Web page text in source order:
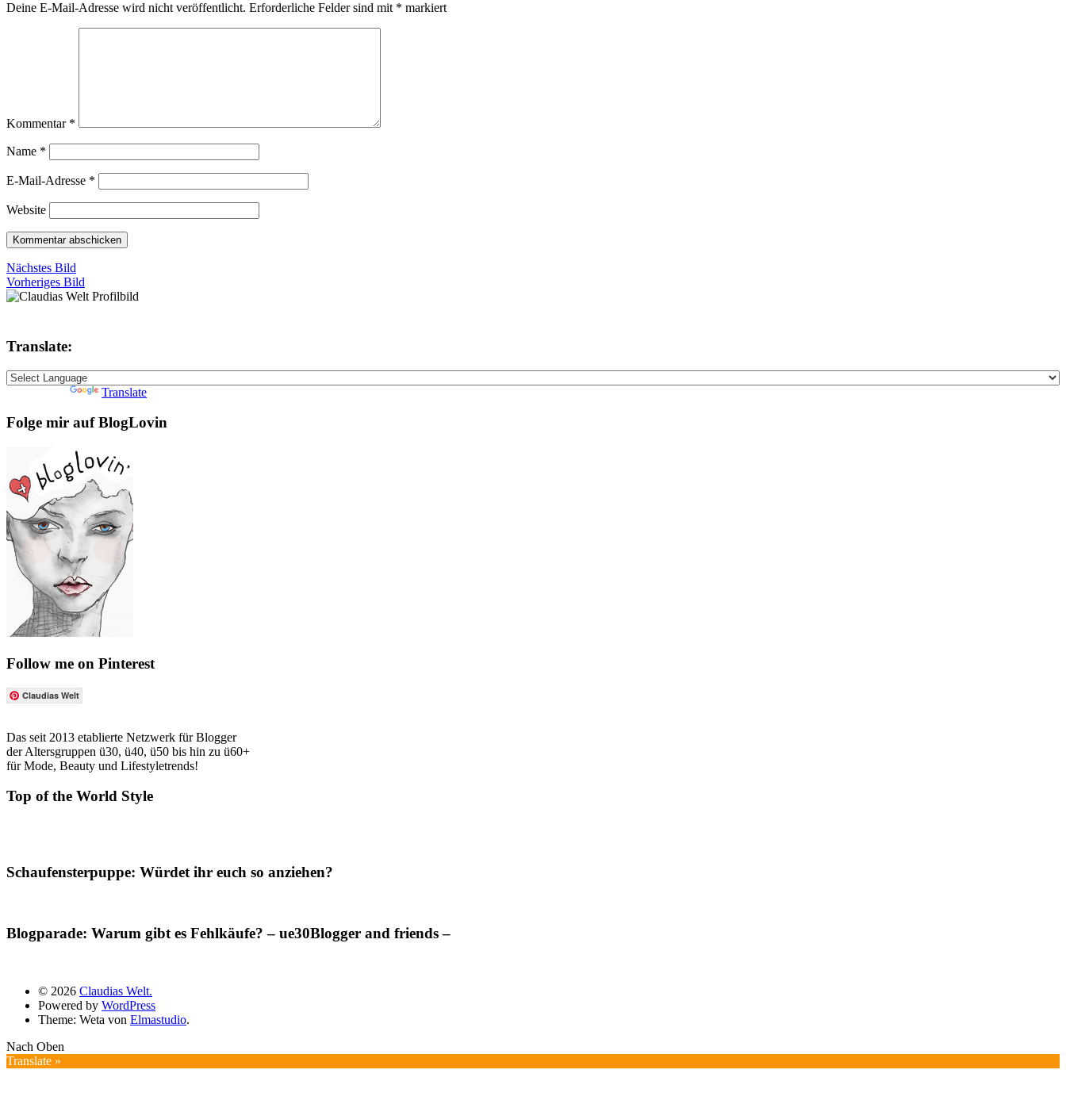
Deine E-Mail-Adresse wird nicht veröffentlicht. Erforderliche Felder sind mit * markiert
Kommentar *
Name *
E-Mail-Adresse *
Website
Nächstes Bild
Vorheriges Bild
Translate:
Translate
Folge mir auf BlogLovin
Follow me on Pinterest
Claudias Welt
Das seit 2013 etablierte Netzwerk für Blogger
der Altersgruppen ü30, ü40, ü50 bis hin zu ü60+
für Mode, Beauty und Lifestyletrends!
Top of the World Style
Schaufensterpuppe: Würdet ihr euch so anziehen?
Blogparade: Warum gibt es Fehlkäufe? – ue30Blogger and friends –
© 2026 Claudias Welt.
Powered by WordPress
Theme: Weta von Elmastudio.
Nach Oben
Translate »